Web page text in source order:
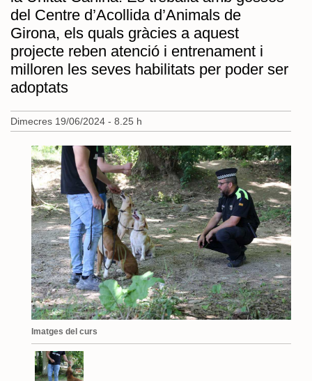
del Centre d’Acollida d’Animals de
Girona, els quals gràcies a aquest
projecte reben atenció i entrenament i
milloren les seves habilitats per poder ser
adoptats
Dimecres 19/06/2024 - 8.25 h
Imatges del curs